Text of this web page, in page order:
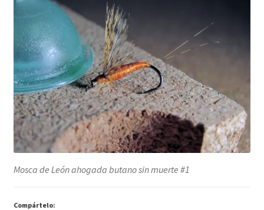
Mosca de León ahogada butano sin muerte #1
Compártelo: